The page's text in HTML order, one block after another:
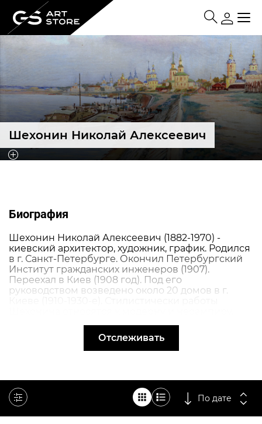
Шехонин Николай Алексеевич
Биография
Шехонин Николай Алексеевич (1882-1970) -
киевский архитектор, художник, график. Родился
в г. Санкт-Петербурге. Окончил Петербургский
Институт гражданских инженеров (1907).
Переехал в Киев (1908 год). Под его
руководством возведено около 20 домов в г.
Строительного Техникума, Киевского
политехнического института,
Днепропетровского строительного Института,
Разработал генеральный план Киева (1920-1930-
е). Доктор (1930). Руководитель Второй
архитектурной художественной мастерской в
Киеве (1932). Уехал за пределы СССР (1943),
Отслеживать
По дате